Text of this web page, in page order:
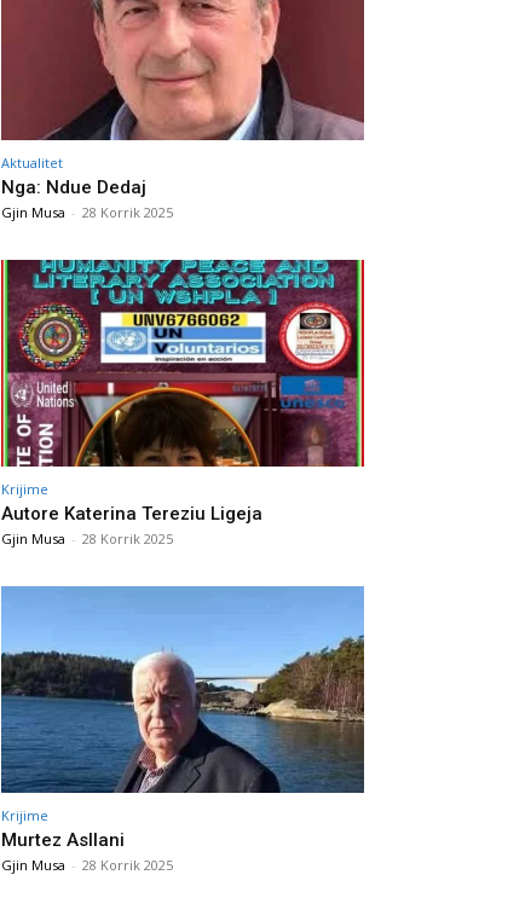
Aktualitet
Nga: Ndue Dedaj
Gjin Musa - 28 Korrik 2025
Krijime
Autore Katerina Tereziu Ligeja
Gjin Musa - 28 Korrik 2025
Krijime
Murtez Asllani
Gjin Musa - 28 Korrik 2025